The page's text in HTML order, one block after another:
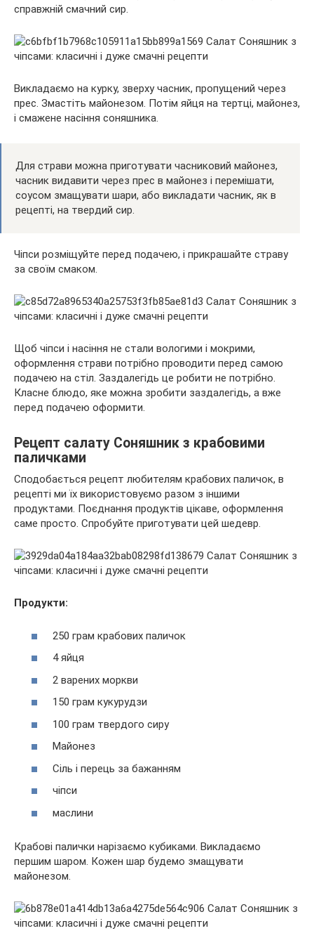
справжній смачний сир.
Викладаємо на курку, зверху часник, пропущений через
прес. Змастіть майонезом. Потім яйця на тертці, майонез,
і смажене насіння соняшника.
Для страви можна приготувати часниковий майонез,
часник видавити через прес в майонез і перемішати,
соусом змащувати шари, або викладати часник, як в
рецепті, на твердий сир.
Чіпси розміщуйте перед подачею, і прикрашайте страву
за своїм смаком.
Щоб чіпси і насіння не стали вологими і мокрими,
оформлення страви потрібно проводити перед самою
подачею на стіл. Заздалегідь це робити не потрібно.
Класне блюдо, яке можна зробити заздалегідь, а вже
перед подачею оформити.
Рецепт салату Соняшник з крабовими
паличками
Сподобається рецепт любителям крабових паличок, в
рецепті ми їх використовуємо разом з іншими
продуктами. Поєднання продуктів цікаве, оформлення
саме просто. Спробуйте приготувати цей шедевр.
Продукти:
250 грам крабових паличок
4 яйця
2 варених моркви
150 грам кукурудзи
100 грам твердого сиру
Майонез
Сіль і перець за бажанням
чіпси
маслини
Крабові палички нарізаємо кубиками. Викладаємо
першим шаром. Кожен шар будемо змащувати
майонезом.